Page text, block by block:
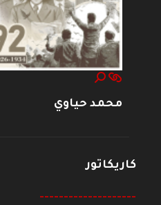
محمد حياوي
كاريكاتور
--------------------